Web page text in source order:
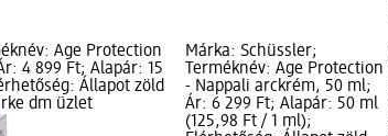
Age Protection
4 899 Ft; Alapár: 15
Állapot zöld
dm üzlet
Márka: Schüssler;
Terméknév: Age Protection
- Nappali arckrém, 50 ml;
Ár: 6 299 Ft; Alapár: 50 ml
(125,98 Ft / 1 ml);